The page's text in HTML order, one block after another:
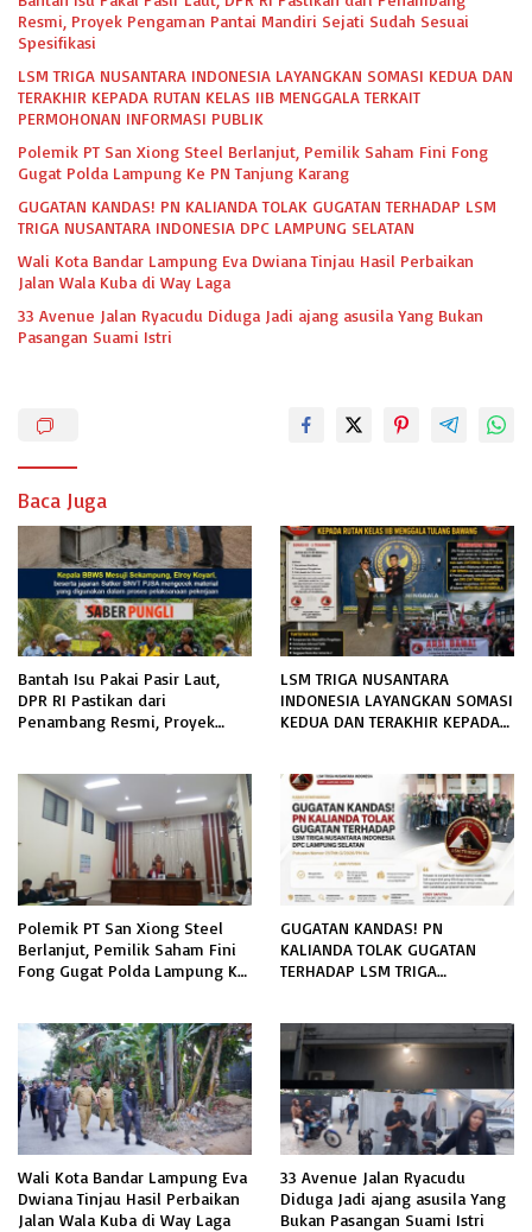
Resmi, Proyek Pengaman Pantai Mandiri Sejati Sudah Sesuai
Spesifikasi
LSM TRIGA NUSANTARA INDONESIA LAYANGKAN SOMASI KEDUA DAN
TERAKHIR KEPADA RUTAN KELAS IIB MENGGALA TERKAIT
PERMOHONAN INFORMASI PUBLIK
Polemik PT San Xiong Steel Berlanjut, Pemilik Saham Fini Fong
Gugat Polda Lampung Ke PN Tanjung Karang
GUGATAN KANDAS! PN KALIANDA TOLAK GUGATAN TERHADAP LSM
TRIGA NUSANTARA INDONESIA DPC LAMPUNG SELATAN
Wali Kota Bandar Lampung Eva Dwiana Tinjau Hasil Perbaikan
Jalan Wala Kuba di Way Laga
33 Avenue Jalan Ryacudu Diduga Jadi ajang asusila Yang Bukan
Pasangan Suami Istri
Baca Juga
Bantah Isu Pakai Pasir Laut,
DPR RI Pastikan dari
Penambang Resmi, Proyek
LSM TRIGA NUSANTARA
INDONESIA LAYANGKAN SOMASI
KEDUA DAN TERAKHIR KEPADA
INFORMASI PUBLIK
Polemik PT San Xiong Steel
Berlanjut, Pemilik Saham Fini
Fong Gugat Polda Lampung Ke
GUGATAN KANDAS! PN
KALIANDA TOLAK GUGATAN
TERHADAP LSM TRIGA
Wali Kota Bandar Lampung Eva
Dwiana Tinjau Hasil Perbaikan
Jalan Wala Kuba di Way Laga
33 Avenue Jalan Ryacudu
Diduga Jadi ajang asusila Yang
Bukan Pasangan Suami Istri